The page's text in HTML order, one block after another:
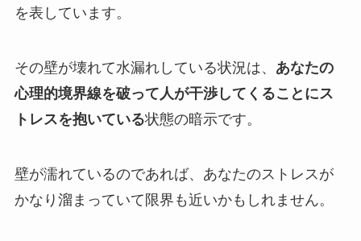
を表しています。
その壁が壊れて水漏れしている状況は、 あなたの
心理的境界線を破って人が干渉してくることにス
トレスを抱いている状態の暗示です。
壁が濡れているのであれば、あなたのストレスが
かなり溜まっていて限界も近いかもしれません。